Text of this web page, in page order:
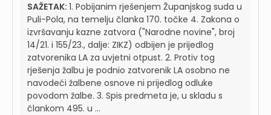
SAŽETAK: 1. Pobijanim rješenjem Županjskog suda u
Puli-Pola, na temelju članka 170. točke 4. Zakona o
izvršavanju kazne zatvora ("Narodne novine", broj
14/21. i 155/23., dalje: ZIKZ) odbijen je prijedlog
zatvorenika LA za uvjetni otpust. 2. Protiv tog
rješenja žalbu je podnio zatvorenik LA osobno ne
navodeći žalbene osnove ni prijedlog odluke
povodom žalbe. 3. Spis predmeta je, u skladu s
člankom 495. u ...